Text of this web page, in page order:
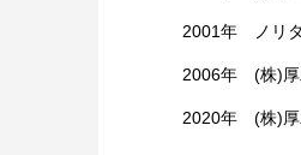
2001年 ノリタ
2006年 (株)厚
2020年 (株)厚